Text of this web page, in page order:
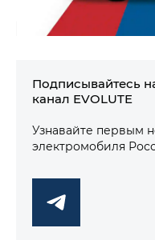
Подписывайтесь
канал EVOLUTE
Узнавайте первым
электромобиля